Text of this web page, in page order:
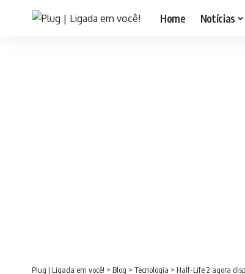
Home Notícias
Plug | Ligada em você! > Blog > Tecnologia > Half-Life 2 agora